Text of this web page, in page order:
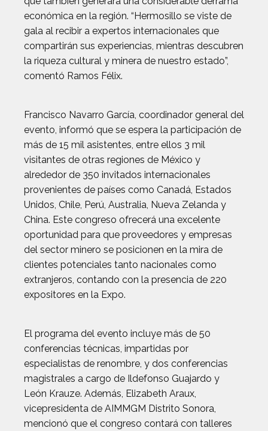
económica en la región. “Hermosillo se viste de
gala al recibir a expertos internacionales que
compartirán sus experiencias, mientras descubren
la riqueza cultural y minera de nuestro estado”,
comentó Ramos Félix.
Francisco Navarro García, coordinador general del
evento, informó que se espera la participación de
más de 15 mil asistentes, entre ellos 3 mil
visitantes de otras regiones de México y
alrededor de 350 invitados internacionales
provenientes de países como Canadá, Estados
Unidos, Chile, Perú, Australia, Nueva Zelanda y
China. Este congreso ofrecerá una excelente
oportunidad para que proveedores y empresas
del sector minero se posicionen en la mira de
clientes potenciales tanto nacionales como
extranjeros, contando con la presencia de 220
expositores en la Expo.
El programa del evento incluye más de 50
conferencias técnicas, impartidas por
especialistas de renombre, y dos conferencias
magistrales a cargo de Ildefonso Guajardo y
León Krauze. Además, Elizabeth Araux,
vicepresidenta de AIMMGM Distrito Sonora,
mencionó que el congreso contará con talleres